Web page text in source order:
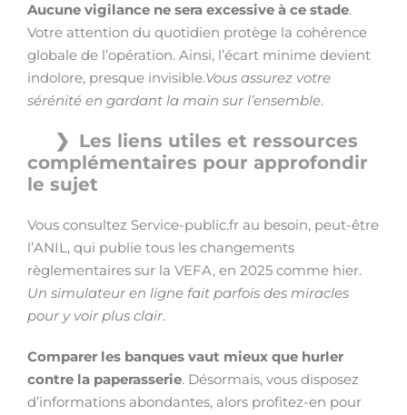
Aucune vigilance ne sera excessive à ce stade.
Votre attention du quotidien protège la cohérence
globale de l’opération. Ainsi, l’écart minime devient
indolore, presque invisible.Vous assurez votre
sérénité en gardant la main sur l’ensemble.
Les liens utiles et ressources
complémentaires pour approfondir
le sujet
Vous consultez Service-public.fr au besoin, peut-être
l’ANIL, qui publie tous les changements
règlementaires sur la VEFA, en 2025 comme hier.
Un simulateur en ligne fait parfois des miracles
pour y voir plus clair.
Comparer les banques vaut mieux que hurler
contre la paperasserie. Désormais, vous disposez
d’informations abondantes, alors profitez-en pour